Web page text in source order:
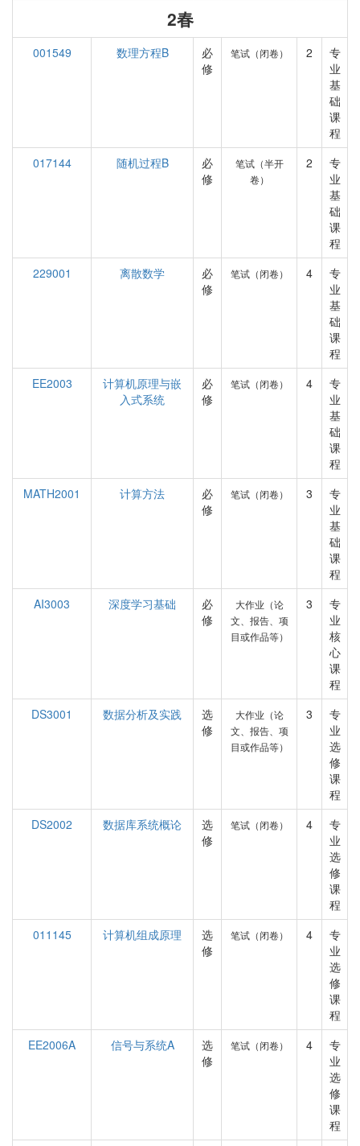
2春
001549 数理方程B
必
修
笔试（闭卷） 2
专
业
基
础
课
程
017144
随机过程B
必
修
笔试（半开
卷）
2
专
业
基
础
课
程
229001
离散数学
必
修
笔试（闭卷） 4
专
业
基
础
课
程
EE2003
计算机原理与嵌
入式系统
必
修
笔试（闭卷） 4
专
业
基
础
课
程
MATH2001
计算方法
必
修
笔试（闭卷） 3
专
业
基
础
课
程
AI3003
深度学习基础
必
修
大作业（论
文、报告、项
目或作品等）
3
专
业
核
心
课
程
DS3001
数据分析及实践
选
修
大作业（论
文、报告、项
目或作品等）
3
专
业
选
修
课
程
DS2002
数据库系统概论
选
修
笔试（闭卷） 4
专
业
选
修
课
程
011145
计算机组成原理
选
修
笔试（闭卷） 4
专
业
选
修
课
程
EE2006A
信号与系统A
选
修
笔试（闭卷） 4
专
业
选
修
课
程